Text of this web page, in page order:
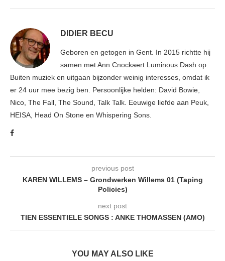
DIDIER BECU
Geboren en getogen in Gent. In 2015 richtte hij
samen met Ann Cnockaert Luminous Dash op.
Buiten muziek en uitgaan bijzonder weinig interesses, omdat ik
er 24 uur mee bezig ben. Persoonlijke helden: David Bowie,
Nico, The Fall, The Sound, Talk Talk. Eeuwige liefde aan Peuk,
HEISA, Head On Stone en Whispering Sons.
previous post
KAREN WILLEMS – Grondwerken Willems 01 (Taping
Policies)
next post
TIEN ESSENTIELE SONGS : ANKE THOMASSEN (AMO)
YOU MAY ALSO LIKE